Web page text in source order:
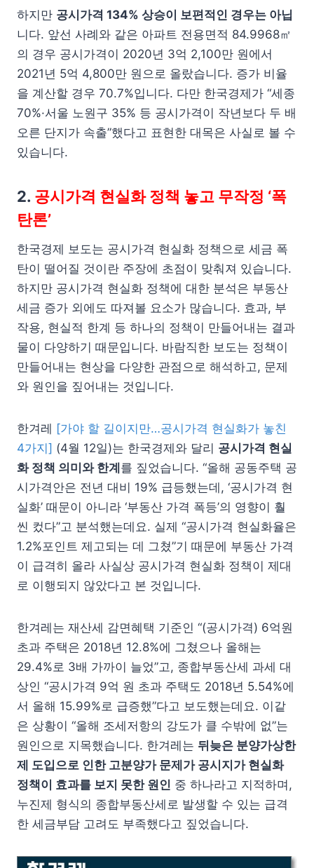
하지만 공시가격 134% 상승이 보편적인 경우는 아닙
니다. 앞선 사례와 같은 아파트 전용면적 84.9968㎡
의 경우 공시가격이 2020년 3억 2,100만 원에서
2021년 5억 4,800만 원으로 올랐습니다. 증가 비율
을 계산할 경우 70.7%입니다. 다만 한국경제가 “세종
70%·서울 노원구 35% 등 공시가격이 작년보다 두 배
오른 단지가 속출”했다고 표현한 대목은 사실로 볼 수
있습니다.
2. 공시가격 현실화 정책 놓고 무작정 ‘폭
탄론’
한국경제 보도는 공시가격 현실화 정책으로 세금 폭
탄이 떨어질 것이란 주장에 초점이 맞춰져 있습니다.
하지만 공시가격 현실화 정책에 대한 분석은 부동산
세금 증가 외에도 따져볼 요소가 많습니다. 효과, 부
작용, 현실적 한계 등 하나의 정책이 만들어내는 결과
물이 다양하기 때문입니다. 바람직한 보도는 정책이
만들어내는 현상을 다양한 관점으로 해석하고, 문제
와 원인을 짚어내는 것입니다.
한겨레 [가야 할 길이지만…공시가격 현실화가 놓친
4가지] (4월 12일)는 한국경제와 달리 공시가격 현실
화 정책 의미와 한계 를 짚었습니다. “올해 공동주택 공
시가격안은 전년 대비 19% 급등했는데, ‘공시가격 현
실화’ 때문이 아니라 ‘부동산 가격 폭등’의 영향이 훨
씬 컸다”고 분석했는데요. 실제 “공시가격 현실화율은
1.2%포인트 제고되는 데 그쳤”기 때문에 부동산 가격
이 급격히 올라 사실상 공시가격 현실화 정책이 제대
로 이행되지 않았다고 본 것입니다.
한겨레는 재산세 감면혜택 기준인 “(공시가격) 6억원
초과 주택은 2018년 12.8%에 그쳤으나 올해는
29.4%로 3배 가까이 늘었”고, 종합부동산세 과세 대
상인 “공시가격 9억 원 초과 주택도 2018년 5.54%에
서 올해 15.99%로 급증했”다고 보도했는데요. 이같
은 상황이 “올해 조세저항의 강도가 클 수밖에 없”는
원인으로 지목했습니다. 한겨레는 뒤늦은 분양가상한
제 도입으로 인한 고분양가 문제가 공시지가 현실화
정책이 효과를 보지 못한 원인 중 하나라고 지적하며,
누진제 형식의 종합부동산세로 발생할 수 있는 급격
한 세금부담 고려도 부족했다고 짚었습니다.